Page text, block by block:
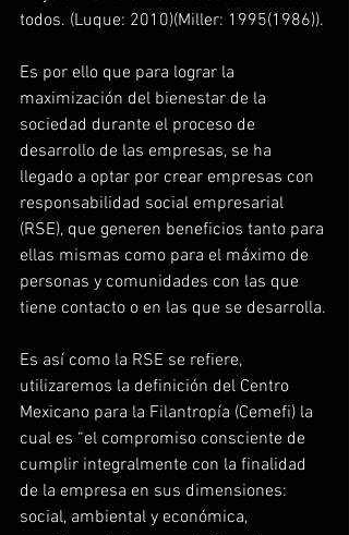
todos. (Luque: 2010)(Miller: 1995(1986)).
Es por ello que para lograr la
maximización del bienestar de la
sociedad durante el proceso de
desarrollo de las empresas, se ha
llegado a optar por crear empresas con
responsabilidad social empresarial
(RSE), que generen beneficios tanto para
ellas mismas como para el máximo de
personas y comunidades con las que
tiene contacto o en las que se desarrolla.
Es así como la RSE se refiere,
utilizaremos la definición del Centro
Mexicano para la Filantropía (Cemefi) la
cual es “el compromiso consciente de
cumplir integralmente con la finalidad
de la empresa en sus dimensiones:
social, ambiental y económica,